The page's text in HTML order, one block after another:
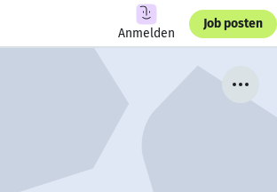
Anmelden
Job posten